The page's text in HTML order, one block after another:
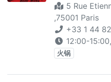
5 Rue
,75001 Paris
+33 1 44
12:00-
火锅